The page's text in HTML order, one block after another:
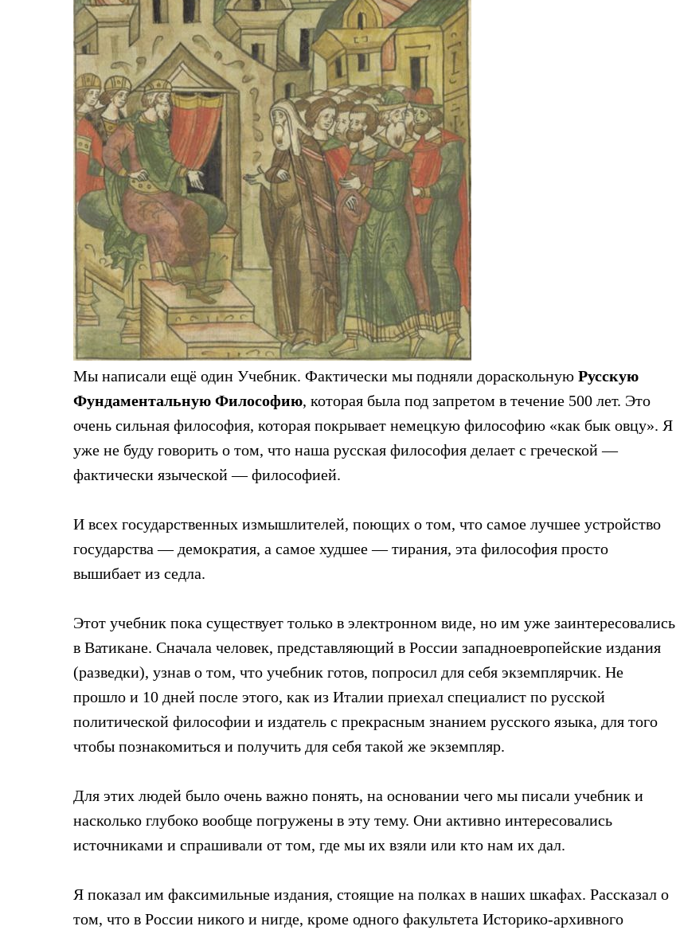
Мы написали ещё один Учебник. Фактически мы подняли дораскольную Русскую
Фундаментальную Философию, которая была под запретом в течение 500 лет. Это
очень сильная философия, которая покрывает немецкую философию «как бык овцу». Я
уже не буду говорить о том, что наша русская философия делает с греческой —
фактически языческой — философией.
И всех государственных измышлителей, поющих о том, что самое лучшее устройство
государства — демократия, а самое худшее — тирания, эта философия просто
вышибает из седла.
Этот учебник пока существует только в электронном виде, но им уже заинтересовались
в Ватикане. Сначала человек, представляющий в России западноевропейские издания
(разведки), узнав о том, что учебник готов, попросил для себя экземплярчик. Не
прошло и 10 дней после этого, как из Италии приехал специалист по русской
политической философии и издатель с прекрасным знанием русского языка, для того
чтобы познакомиться и получить для себя такой же экземпляр.
Для этих людей было очень важно понять, на основании чего мы писали учебник и
насколько глубоко вообще погружены в эту тему. Они активно интересовались
источниками и спрашивали от том, где мы их взяли или кто нам их дал.
Я показал им факсимильные издания, стоящие на полках в наших шкафах. Рассказал о
том, что в России никого и нигде, кроме одного факультета Историко-архивного